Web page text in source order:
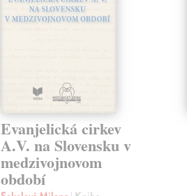
Evanjelická cirkev
A.V. na Slovensku v
medzivojnovom
období